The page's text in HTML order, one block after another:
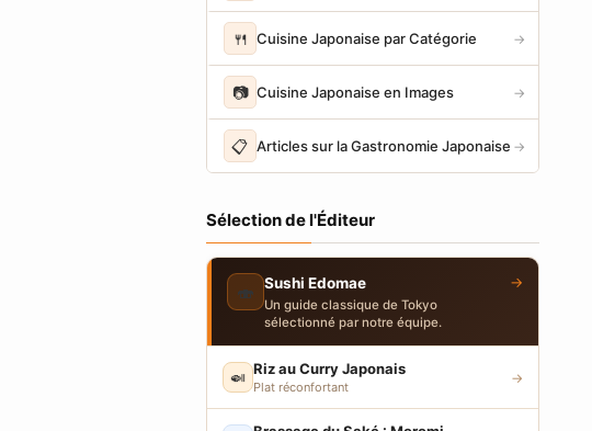
🍴 Cuisine Japonaise par Catégorie →
📷 Cuisine Japonaise en Images →
📋 Articles sur la Gastronomie Japonaise →
Sélection de l'Éditeur
🍣 Sushi Edomae
Un guide classique de Tokyo
sélectionné par notre équipe.
→
🍛 Riz au Curry Japonais
Plat réconfortant
→